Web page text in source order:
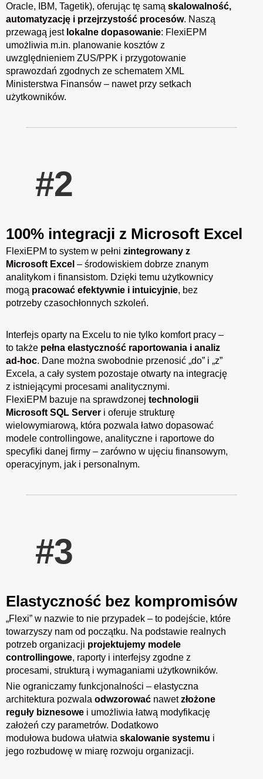
Oracle, IBM, Tagetik), oferując tę samą skalowalność,
automatyzację i przejrzystość procesów. Naszą
przewagą jest lokalne dopasowanie: FlexiEPM
umożliwia m.in. planowanie kosztów z
uwzględnieniem ZUS/PPK i przygotowanie
sprawozdań zgodnych ze schematem XML
Ministerstwa Finansów – nawet przy setkach
użytkowników.
#2
100% integracji z Microsoft Excel
FlexiEPM to system w pełni zintegrowany z
Microsoft Excel – środowiskiem dobrze znanym
analitykom i finansistom. Dzięki temu użytkownicy
mogą pracować efektywnie i intuicyjnie, bez
potrzeby czasochłonnych szkoleń.
Interfejs oparty na Excelu to nie tylko komfort pracy –
to także pełna elastyczność raportowania i analiz
ad-hoc. Dane można swobodnie przenosić „do” i „z”
Excela, a cały system pozostaje otwarty na integrację
z istniejącymi procesami analitycznymi.
FlexiEPM bazuje na sprawdzonej technologii
Microsoft SQL Server i oferuje strukturę
wielowymiarową, która pozwala łatwo dopasować
modele controllingowe, analityczne i raportowe do
specyfiki danej firmy – zarówno w ujęciu finansowym,
operacyjnym, jak i personalnym.
#3
Elastyczność bez kompromisów
„Flexi” w nazwie to nie przypadek – to podejście, które
towarzyszy nam od początku. Na podstawie realnych
potrzeb organizacji projektujemy modele
controllingowe, raporty i interfejsy zgodne z
procesami, strukturą i wymaganiami użytkowników.
Nie ograniczamy funkcjonalności – elastyczna
architektura pozwala odwzorować nawetzłożone
reguły biznesowe i umożliwia łatwą modyfikację
założeń czy parametrów. Dodatkowo
modułowa budowa ułatwia skalowanie systemu i
jego rozbudowę w miarę rozwoju organizacji.